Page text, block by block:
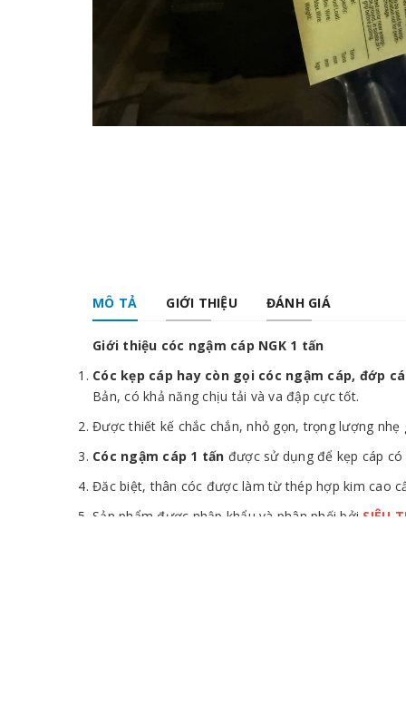
MÔ TẢ GIỚI THIỆU ĐÁNH GIÁ
Giới thiệu cóc ngậm cáp NGK 1 tấn
Cóc kẹp cáp hay còn gọi cóc ngậm cáp, đớp
Bản, có khả năng chịu tải và va đập cực tốt.
Được thiết kế chắc chắn, nhỏ gọn, trọng lượng
Cóc ngậm cáp 1 tấn được sử dụng để kẹp cáp
Đăc biệt, thân cóc được làm từ thép hợp kim cao
Sản phẩm được nhập khẩu và phân phối bởi SIÊU